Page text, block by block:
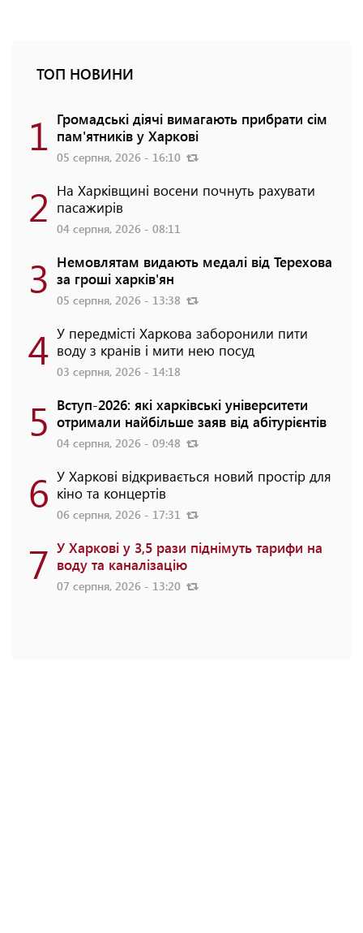
ТОП НОВИНИ
1 Громадські діячі вимагають прибрати сім
пам'ятників у Харкові
05 серпня, 2026 - 16:10
2 На Харківщині восени почнуть рахувати
пасажирів
04 серпня, 2026 - 08:11
3 Немовлятам видають медалі від Терехова
за гроші харків'ян
05 серпня, 2026 - 13:38
4 У передмісті Харкова заборонили пити
воду з кранів і мити нею посуд
03 серпня, 2026 - 14:18
5 Вступ-2026: які харківські університети
отримали найбільше заяв від абітурієнтів
04 серпня, 2026 - 09:48
6 У Харкові відкривається новий простір для
кіно та концертів
06 серпня, 2026 - 17:31
7 У Харкові у 3,5 рази піднімуть тарифи на
воду та каналізацію
07 серпня, 2026 - 13:20